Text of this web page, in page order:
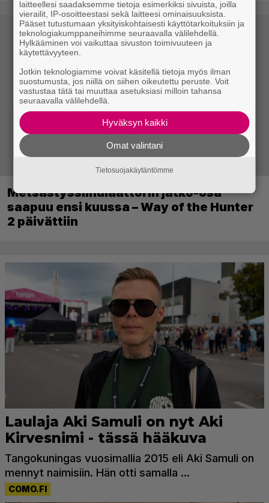
Metsästyssimulaattorin jatko-osa
saapuu ensi kuussa – Way of the Hunter
2 päivättiin
laitteellesi saadaksemme tietoja esimerkiksi sivuista, joilla
vierailit, IP-osoitteestasi sekä laitteesi ominaisuuksista.
Pääset tutustumaan yksityiskohtaisesti käyttötarkoituksiin ja
teknologiakumppaneihimme seuraavalla välilehdellä.
Hylkääminen voi vaikuttaa sivuston toimivuuteen ja
käytettävyyteen.
Jotkin teknologiamme voivat käsitellä tietoja myös ilman
suostumusta, jos niillä on siihen oikeutettu peruste. Voit
vastustaa tätä tai muuttaa asetuksiasi milloin tahansa
seuraavalla välilehdellä.
Hyväksyn kaikki
Omat valintani
Tietosuojakäytäntömme